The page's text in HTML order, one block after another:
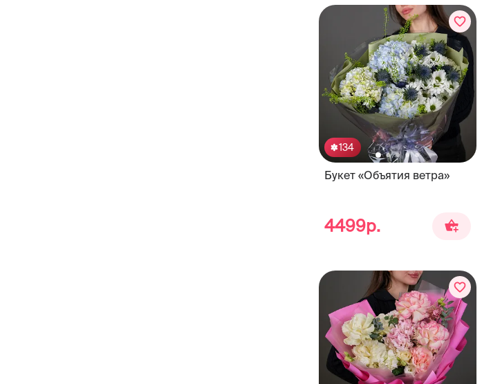
134
Букет «Объятия ветра»
4499р.